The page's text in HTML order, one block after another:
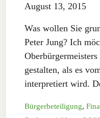
August 13, 2015
Was wollen Sie
Peter Jung? Ich
gestalten, als es
interpretiert wird.
Bürgerbeteiligung,